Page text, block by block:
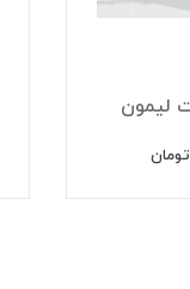
لیمون
تومان